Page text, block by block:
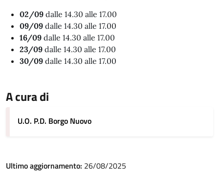
02/09 dalle 14.30 alle 17.00
09/09 dalle 14.30 alle 17.00
16/09 dalle 14.30 alle 17.00
23/09 dalle 14.30 alle 17.00
30/09 dalle 14.30 alle 17.00
A cura di
U.O. P.D. Borgo Nuovo
Ultimo aggiornamento: 26/08/2025